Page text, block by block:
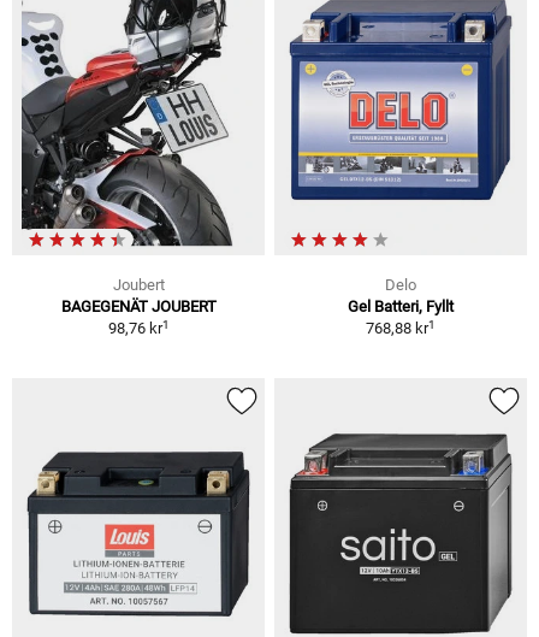
Joubert
BAGEGENÄT JOUBERT
98,76 kr1
Delo
Gel Batteri, Fyllt
768,88 kr1